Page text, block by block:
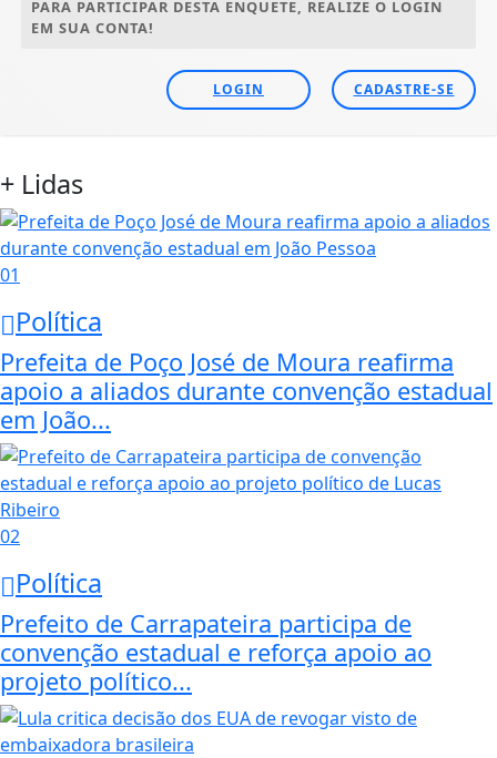
PARA PARTICIPAR DESTA ENQUETE, REALIZE O LOGIN
EM SUA CONTA!
LOGIN CADASTRE-SE
+ Lidas
01
Política
Prefeita de Poço José de Moura reafirma
apoio a aliados durante convenção estadual
em João...
02
Política
Prefeito de Carrapateira participa de
convenção estadual e reforça apoio ao
projeto político...